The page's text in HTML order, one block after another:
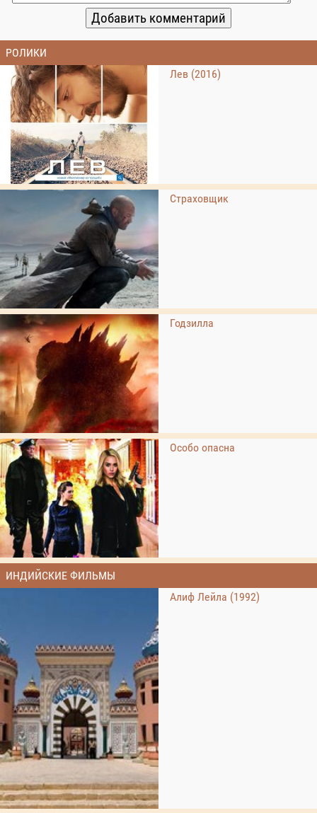
РОЛИКИ
Лев (2016)
Страховщик
Годзилла
Особо опасна
ИНДИЙСКИЕ ФИЛЬМЫ
Алиф Лейла (1992)